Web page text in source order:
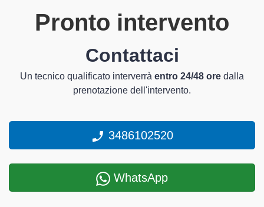
Pronto intervento
Contattaci
Un tecnico qualificato interverrà entro 24/48 ore dalla
prenotazione dell'intervento.
3486102520
WhatsApp